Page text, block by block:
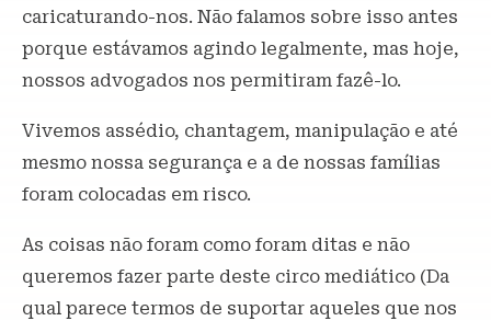
caricaturando-nos. Não falamos sobre isso antes
porque estávamos agindo legalmente, mas hoje,
nossos advogados nos permitiram fazê-lo.
Vivemos assédio, chantagem, manipulação e até
mesmo nossa segurança e a de nossas famílias
foram colocadas em risco.
As coisas não foram como foram ditas e não
queremos fazer parte deste circo mediático (Da
qual parece termos de suportar aqueles que nos